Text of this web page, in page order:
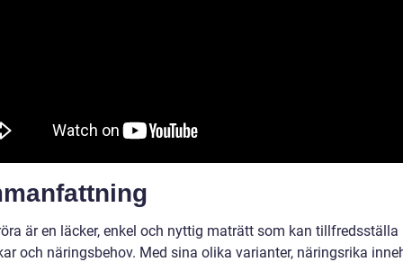
är en läcker, enkel och nyttig maträtt som kan tillfredsställa
och näringsbehov. Med sina olika varianter, näringsrika